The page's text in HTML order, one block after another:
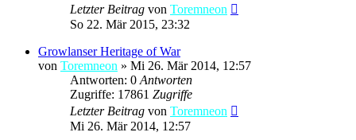
Letzter Beitrag von Toremneon
So 22. Mär 2015, 23:32
Growlanser Heritage of War
von Toremneon » Mi 26. Mär 2014, 12:57
Antworten: 0 Antworten
Zugriffe: 17861 Zugriffe
Letzter Beitrag von Toremneon
Mi 26. Mär 2014, 12:57